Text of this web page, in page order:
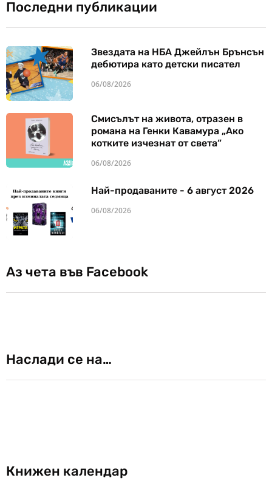
Последни публикации
Звездата на НБА Джейлън Брънсън
дебютира като детски писател
06/08/2026
Смисълът на живота, отразен в
романа на Генки Кавамура „Ако
котките изчезнат от света“
06/08/2026
Най-продаваните - 6 август 2026
06/08/2026
Аз чета във Facebook
Наслади се на…
Книжен календар